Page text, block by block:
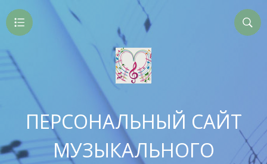
ПЕРСОНАЛЬНЫЙ САЙТ
МУЗЫКАЛЬНОГО